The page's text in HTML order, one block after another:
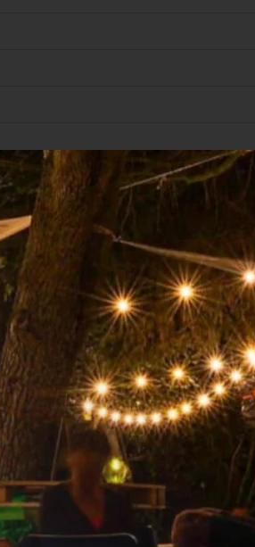
kort in een pan zonder vetstof.
de seitanblokjes en voeg toe.
en nootjes toe.